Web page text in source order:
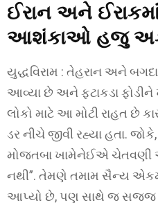
ઈરાન અને
આશંકાઓ હજુ
યુદ્ધવિરામ : તેહરાન અને
આવ્યા છે અને ફટાકડા ફોડીને
લોકો માટે આ મોટી રાહત છે
ડર નીચે જીવી રહ્યા હતા.
મોજતબા ખામેનેઈએ
નથી”. તેમણે તમામ સૈન્ય
આપ્યો છે, પણ સાથે જ સજ્જ